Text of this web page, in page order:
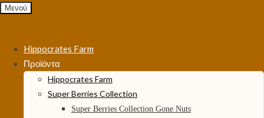
Μενού
Hippocrates Farm
Προϊόντα
Hippocrates Farm
Super Berries Collection
Super Berries Collection Gone Nuts